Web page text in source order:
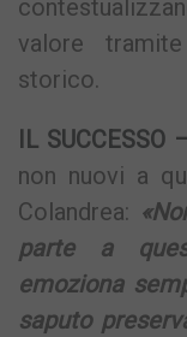
valore
storico.
IL SUCCESSO
non nuovi a
Colandrea:
parte a
emoziona
saputo